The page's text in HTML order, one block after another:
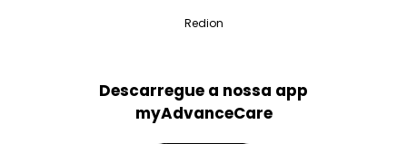
Redion
Descarregue a nossa app
myAdvanceCare